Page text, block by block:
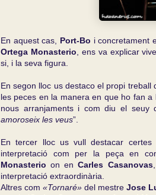
En aquest cas, Port-Bo i concretament
Ortega Monasterio , ens va explicar
si, i la seva figura.
En segon lloc us destaco el propi treball
les peces en la manera en que ho fan
nous arranjaments i com diu el seuy
amoroseix les veus”.
En tercer lloc us vull destacar
interpretació com per la peça en
Monasterio on enCarles Casanovas
interpretació extraordinària.
Altres com «Tornaré» del mestre Jose